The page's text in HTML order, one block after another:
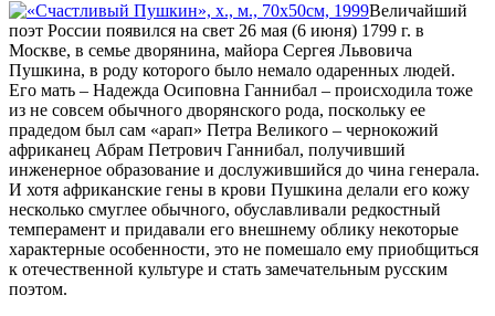
Величайший
поэт России появился на свет 26 мая (6 июня) 1799 г. в
Москве, в семье дворянина, майора Сергея Львовича
Пушкина, в роду которого было немало одаренных людей.
Его мать – Надежда Осиповна Ганнибал – происходила тоже
из не совсем обычного дворянского рода, поскольку ее
прадедом был сам «арап» Петра Великого – чернокожий
африканец Абрам Петрович Ганнибал, получивший
инженерное образование и дослужившийся до чина генерала.
И хотя африканские гены в крови Пушкина делали его кожу
несколько смуглее обычного, обуславливали редкостный
темперамент и придавали его внешнему облику некоторые
характерные особенности, это не помешало ему приобщиться
к отечественной культуре и стать замечательным русским
поэтом.